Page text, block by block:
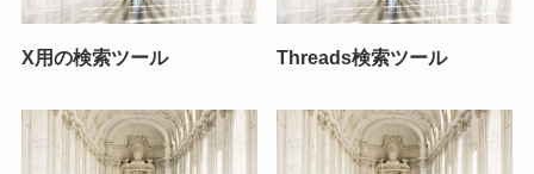
X用の検索ツール Threads検索ツール